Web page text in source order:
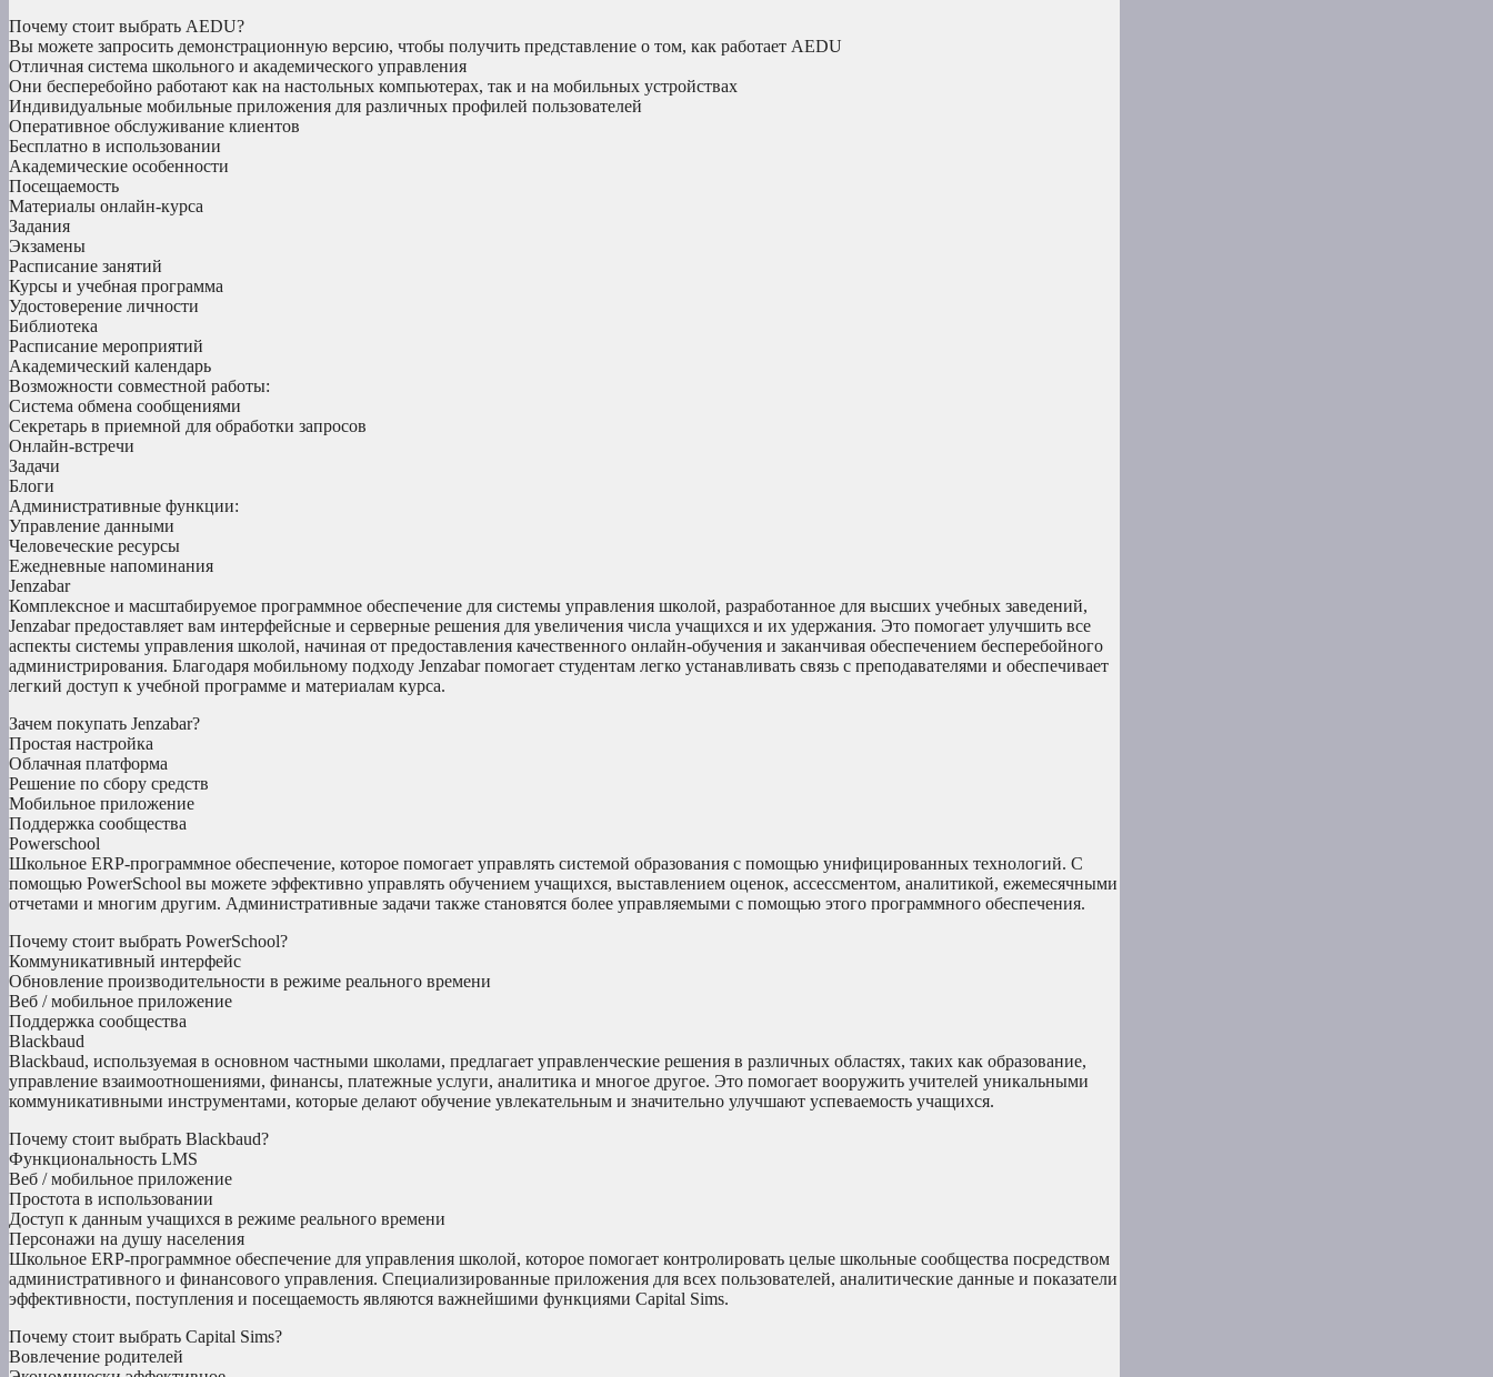
Почему стоит выбрать AEDU?
Вы можете запросить демонстрационную версию, чтобы получить представление о том, как работает AEDU
Отличная система школьного и академического управления
Они бесперебойно работают как на настольных компьютерах, так и на мобильных устройствах
Индивидуальные мобильные приложения для различных профилей пользователей
Оперативное обслуживание клиентов
Бесплатно в использовании
Академические особенности
Посещаемость
Материалы онлайн-курса
Задания
Экзамены
Расписание занятий
Курсы и учебная программа
Удостоверение личности
Библиотека
Расписание мероприятий
Академический календарь
Возможности совместной работы:
Система обмена сообщениями
Секретарь в приемной для обработки запросов
Онлайн-встречи
Задачи
Блоги
Административные функции:
Управление данными
Человеческие ресурсы
Ежедневные напоминания
Jenzabar
Комплексное и масштабируемое программное обеспечение для системы управления школой, разработанное для высших учебных заведений,
Jenzabar предоставляет вам интерфейсные и серверные решения для увеличения числа учащихся и их удержания. Это помогает улучшить все
аспекты системы управления школой, начиная от предоставления качественного онлайн-обучения и заканчивая обеспечением бесперебойного
администрирования. Благодаря мобильному подходу Jenzabar помогает студентам легко устанавливать связь с преподавателями и обеспечивает
легкий доступ к учебной программе и материалам курса.
Зачем покупать Jenzabar?
Простая настройка
Облачная платформа
Решение по сбору средств
Мобильное приложение
Поддержка сообщества
Powerschool
Школьное ERP-программное обеспечение, которое помогает управлять системой образования с помощью унифицированных технологий. С
помощью PowerSchool вы можете эффективно управлять обучением учащихся, выставлением оценок, ассессментом, аналитикой, ежемесячными
отчетами и многим другим. Административные задачи также становятся более управляемыми с помощью этого программного обеспечения.
Почему стоит выбрать PowerSchool?
Коммуникативный интерфейс
Обновление производительности в режиме реального времени
Веб / мобильное приложение
Поддержка сообщества
Blackbaud
Blackbaud, используемая в основном частными школами, предлагает управленческие решения в различных областях, таких как образование,
управление взаимоотношениями, финансы, платежные услуги, аналитика и многое другое. Это помогает вооружить учителей уникальными
коммуникативными инструментами, которые делают обучение увлекательным и значительно улучшают успеваемость учащихся.
Почему стоит выбрать Blackbaud?
Функциональность LMS
Веб / мобильное приложение
Простота в использовании
Доступ к данным учащихся в режиме реального времени
Персонажи на душу населения
Школьное ERP-программное обеспечение для управления школой, которое помогает контролировать целые школьные сообщества посредством
административного и финансового управления. Специализированные приложения для всех пользователей, аналитические данные и показатели
эффективности, поступления и посещаемость являются важнейшими функциями Capital Sims.
Почему стоит выбрать Capital Sims?
Вовлечение родителей